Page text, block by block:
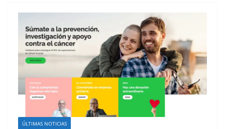
ÚLTIMAS NOTICIAS